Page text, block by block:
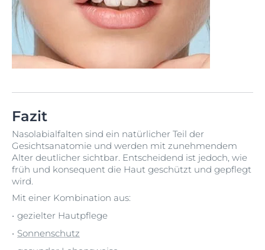
Fazit
Nasolabialfalten sind ein natürlicher Teil der
Gesichtsanatomie und werden mit zunehmendem
Alter deutlicher sichtbar. Entscheidend ist jedoch, wie
früh und konsequent die Haut geschützt und gepflegt
wird.
Mit einer Kombination aus:
gezielter Hautpflege
Sonnenschutz